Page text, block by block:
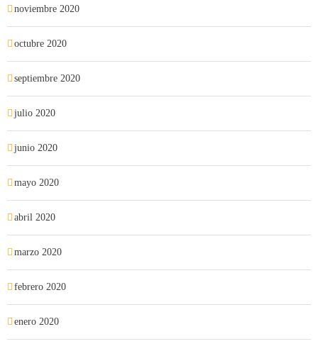
noviembre 2020
octubre 2020
septiembre 2020
julio 2020
junio 2020
mayo 2020
abril 2020
marzo 2020
febrero 2020
enero 2020